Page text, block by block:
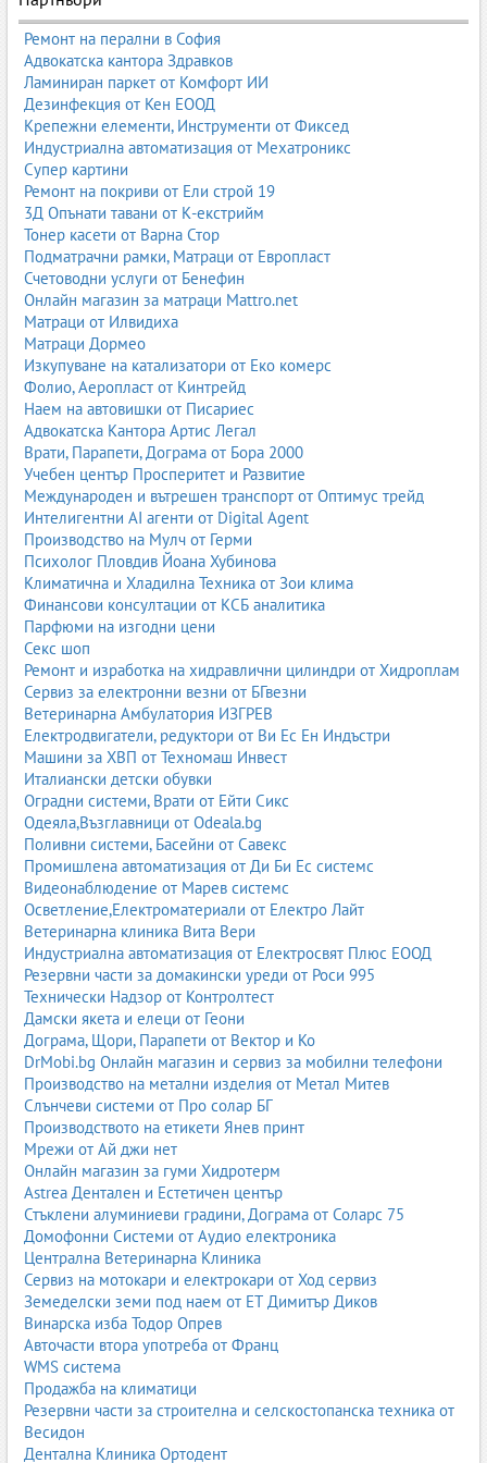
Телешката кожа е една от най-разпространените и
предпочитани. Тя е здрава, издръжлива и сравнително
равномерна като структура. Използва се масово за мебели,
автомобилни салони, обувки, чанти и висококачествени кожени
изделия. При правилна поддръжка може да служи десетилетия.
Агнешка кожа
Агнешката кожа е по-мека, по-фина и по-еластична. Често се
използва за облекло, ръкавици, чанти и аксесоари, където се
търси мекота и комфорт. Тя е по-деликатна от телешката и
изисква по-внимателна поддръжка.
Козя кожа
Козята кожа е здрава, но по-тънка и гъвкава. Използва се за
обувки, чанти, портфейли и по-фини изделия. Има характерна
текстура и може да бъде обработвана в различни финиши.
Свинска кожа
Свинската кожа е по-груба и с по-видима пореста структура.
Често се използва за по-достъпни продукти, вътрешни части на
обувки, подплати и изделия, при които външният вид не е
водещ фактор.
Биволска кожа
Биволската кожа е много здрава и масивна. Използва се за
тежки изделия, колани, каишки, специализирани продукти и
понякога за мебели с по-„рустик“ визия.
Екзотични кожи
Кожи от крокодил, змия, щраус и други екзотични животни се
използват за луксозни изделия – чанти, обувки, аксесоари. Те
са скъпи, с характерна текстура и често се свързват с висок
клас продукти.
Обработки на естествената кожа
Напа:мека, гладка кожа с фина структура, често
използвана за мебели и автомобилни салони.
Велур:кожа с матирана, „кадифена“ повърхност,
получена чрез обработка на вътрешната страна.
Набук:подобен на велур, но обработен от лицевата
страна – по-фин и по-деликатен.
Лак кожа:кожа с лъскаво, лакирано покритие, използвана
за обувки, чанти и аксесоари.
Видове изкуствени кожи
Изкуствените кожи са разработени като алтернатива на
естествената кожа – по-достъпни, често по-лесни за поддръжка
и с контролирани характеристики. Те се използват широко в
мебелната индустрия, автомобилния сектор, модата и
интериора.
Еко кожа
Терминът „еко кожа“ често се използва за висококачествени
изкуствени кожи, които имитират естествената по визия и
усещане. Обикновено са на основата на полиуретан (PU) и
текстил, с по-ниско съдържание на вредни вещества и по-
добра паропропускливост в сравнение с PVC.
PU кожа (полиуретанова кожа)
PU кожата представлява текстилна основа, покрита с
полиуретанов слой. Тя е мека, еластична, приятна на допир и
често много близка по усещане до естествената кожа.
Използва се за мебели, дрехи, чанти, обувки и автомобилни
Ремонт на перални в София
Адвокатска кантора Здравков
Ламиниран паркет от Комфорт ИИ
Дезинфекция от Кен ЕООД
Крепежни елементи, Инструменти от Фиксед
Индустриална автоматизация от Мехатроникс
Супер картини
Ремонт на покриви от Ели строй 19
3Д Опънати тавани от К-екстрийм
Тонер касети от Варна Стор
Подматрачни рамки, Матраци от Европласт
Счетоводни услуги от Бенефин
Онлайн магазин за матраци Mattro.net
Матраци от Илвидиха
Матраци Дормео
Изкупуване на катализатори от Еко комерс
Фолио, Аеропласт от Кинтрейд
Наем на автовишки от Писариес
Адвокатска Кантора Артис Легал
Врати, Парапети, Дограма от Бора 2000
Учебен център Просперитет и Развитие
Международен и вътрешен транспорт от Оптимус трейд
Интелигентни AI агенти от Digital Agent
Производство на Мулч от Герми
Психолог Пловдив Йоана Хубинова
Климатична и Хладилна Техника от Зои клима
Финансови консултации от КСБ аналитика
Парфюми на изгодни цени
Секс шоп
Ремонт и изработка на хидравлични цилиндри от Хидроплам
Сервиз за електронни везни от БГвезни
Ветеринарна Амбулатория ИЗГРЕВ
Електродвигатели, редуктори от Ви Ес Ен Индъстри
Машини за ХВП от Техномаш Инвест
Италиански детски обувки
Оградни системи, Врати от Ейти Сикс
Одеяла,Възглавници от Odeala.bg
Поливни системи, Басейни от Савекс
Промишлена автоматизация от Ди Би Ес системс
Видеонаблюдение от Марев системс
Осветление,Електроматериали от Електро Лайт
Ветеринарна клиника Вита Вери
Индустриална автоматизация от Електросвят Плюс ЕООД
Резервни части за домакински уреди от Роси 995
Технически Надзор от Контролтест
Дамски якета и елеци от Геони
Дограма, Щори, Парапети от Вектор и Ко
DrMobi.bg Онлайн магазин и сервиз за мобилни телефони
Производство на метални изделия от Метал Митев
Слънчеви системи от Про солар БГ
Производството на етикети Янев принт
Мрежи от Ай джи нет
Онлайн магазин за гуми Хидротерм
Astrea Дентален и Естетичен център
Стъклени алуминиеви градини, Дограма от Соларс 75
Домофонни Системи от Аудио електроника
Централна Ветеринарна Клиника
Сервиз на мотокари и електрокари от Ход сервиз
Земеделски земи под наем от ЕТ Димитър Диков
Винарска изба Тодор Опрев
Авточасти втора употреба от Франц
WMS система
Продажба на климатици
Резервни части за строителна и селскостопанска техника от
Весидон
Дентална Клиника Ортодент